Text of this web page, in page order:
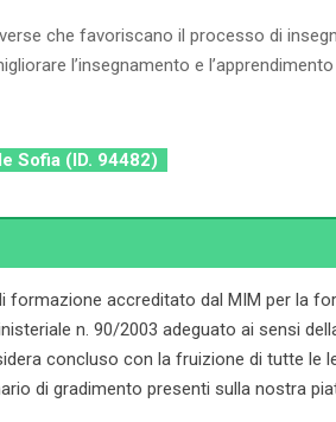
che favoriscano il processo di
l’insegnamento e l’apprendimento
Sofia (ID. 94482)
formazione accreditato dal MIM per la
n. 90/2003 adeguato ai sensi
concluso con la fruizione di tutte le
di gradimento presenti sulla nostra